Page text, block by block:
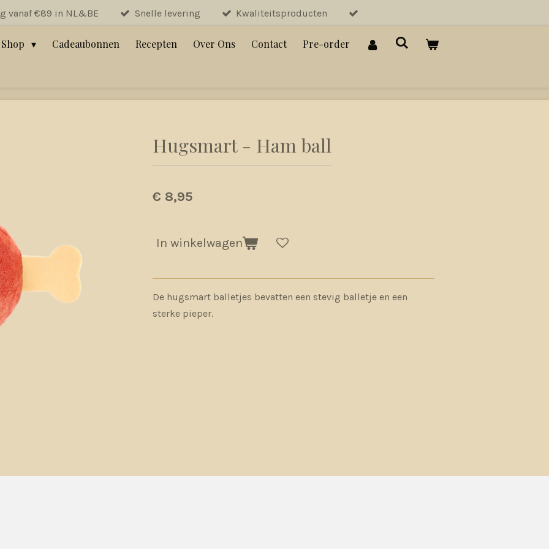
vanaf €89 in NL&BE Snelle levering Kwaliteitsproducten
Shop Cadeaubonnen Recepten Over Ons Contact Pre-order
Hugsmart - Ham ball
€ 8,95
In winkelwagen
De hugsmart balletjes bevatten een stevig balletje en een
sterke pieper.